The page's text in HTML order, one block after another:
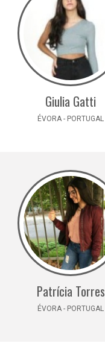
Giulia Gatti
ÉVORA - PORTUGAL
Patrícia Torres
ÉVORA - PORTUGAL